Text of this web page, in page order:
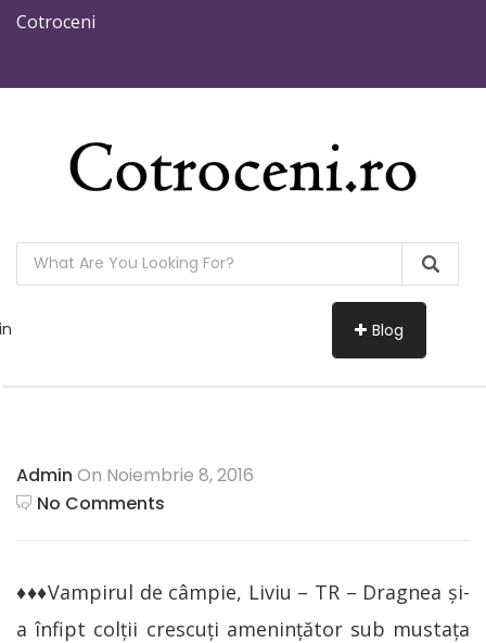
Cotroceni
Blog
Admin On Noiembrie 8, 2016
No Comments
♦♦♦Vampirul de câmpie, Liviu – TR – Dragnea şi-
a înfipt colţii crescuţi ameninţător sub mustaţa